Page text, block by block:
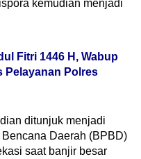
kemudian menjadi
Fitri 1446 H, Wabup
Pelayanan Polres
ditunjuk menjadi
Daerah (BPBD)
saat banjir besar